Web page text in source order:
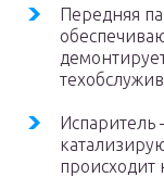
Передняя